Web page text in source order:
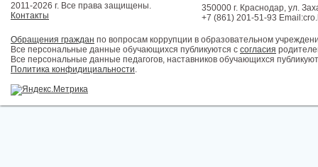
2011-2026 г. Все права защищены.
Контакты
350000 г. Краснодар, ул.
+7 (861) 201-51-93
Обращения граждан по вопросам коррупции в образовательном
Все персональные данные обучающихся публикуются с согласия
Все персональные данные педагогов, наставников обучающихся
Политика конфидициальности.